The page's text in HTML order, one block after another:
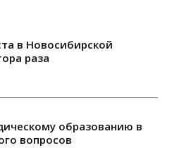
в Новосибирской
раза
образованию в
вопросов